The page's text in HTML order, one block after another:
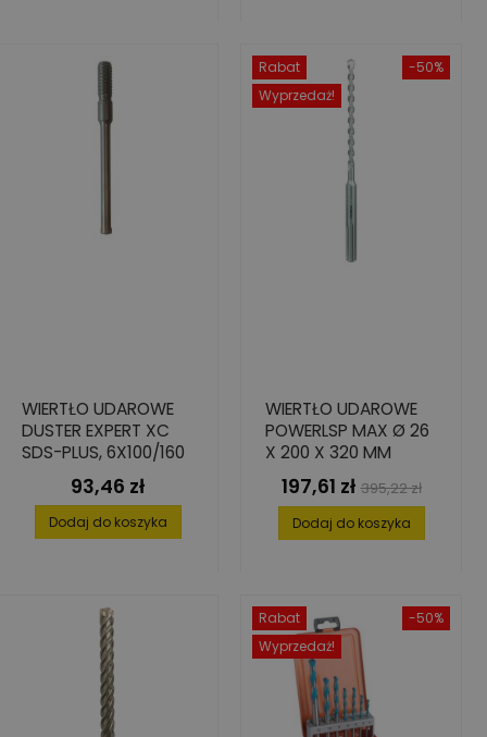
WIERTŁO UDAROWE
DUSTER EXPERT XC
SDS-PLUS, 6X100/160
Cena
93,46 zł
Dodaj do koszyka
-50%
Rabat
Wyprzedaż!
WIERTŁO UDAROWE
POWERLSP MAX Ø 26
X 200 X 320 MM
Cena
197,61 zł Cena
podstawowa
395,22 zł
Dodaj do koszyka
-50%
Rabat
Wyprzedaż!